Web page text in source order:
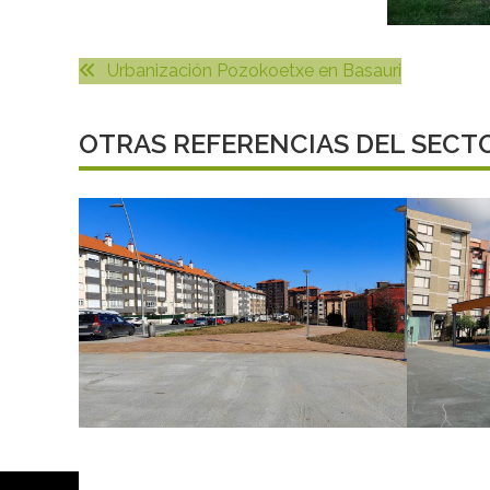
Urbanización Pozokoetxe en Basauri
OTRAS REFERENCIAS DEL